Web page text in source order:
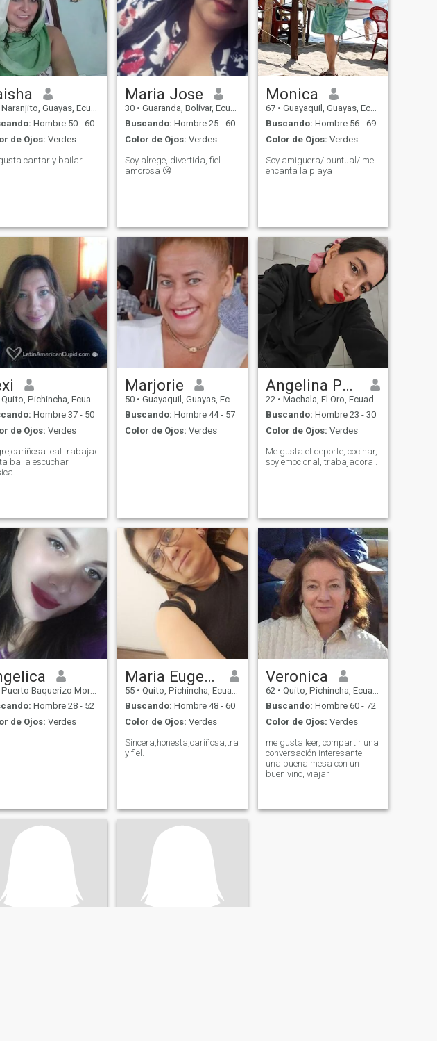
Naranjito, Guayas, Ecuador
Hombre 50 - 60
de Ojos: Verdes
cantar y bailar
Maria Jose
30 • Guaranda, Bolívar, Ecuador
Buscando: Hombre 25 - 60
Color de Ojos: Verdes
Soy alrege, divertida, fiel
amorosa 😘
Monica
67 • Guayaquil, Guayas, Ecuador
Buscando: Hombre 56 - 69
Color de Ojos: Verdes
Soy amiguera/ puntual/ me
encanta la playa
Quito, Pichincha, Ecuador
Hombre 37 - 50
de Ojos: Verdes
baila escuchar
Marjorie
50 • Guayaquil, Guayas, Ecuador
Buscando: Hombre 44 - 57
Color de Ojos: Verdes
Angelina Peña
22 • Machala, El Oro, Ecuador
Buscando: Hombre 23 - 30
Color de Ojos: Verdes
Me gusta el deporte, cocinar,
soy emocional, trabajadora .
Puerto Baquerizo Moreno, Galápagos, Ecuador
Hombre 28 - 52
de Ojos: Verdes
Maria Eugenia
55 • Quito, Pichincha, Ecuador
Buscando: Hombre 48 - 60
Color de Ojos: Verdes
Sincera,honesta,cariñosa,tranquila,detallista,romántica
y fiel.
Veronica
62 • Quito, Pichincha, Ecuador
Buscando: Hombre 60 - 72
Color de Ojos: Verdes
me gusta leer, compartir una
conversación interesante,
una buena mesa con un
buen vino, viajar